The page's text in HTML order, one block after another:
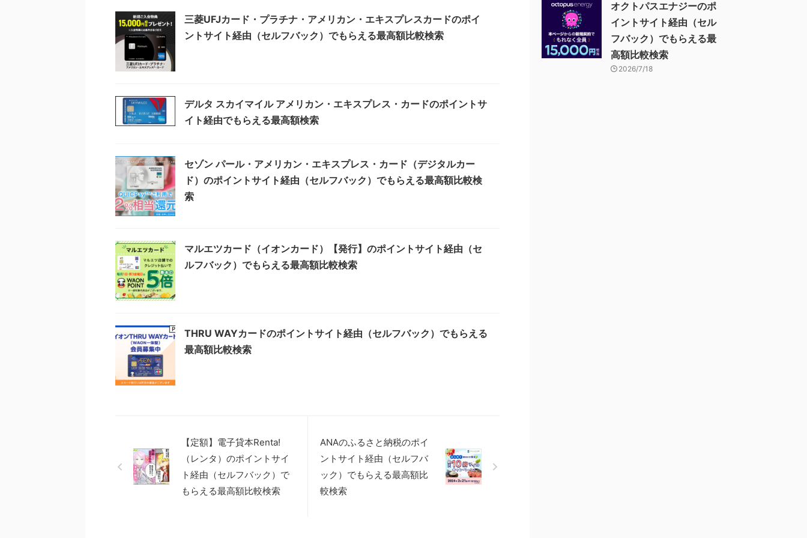
三菱UFJカード・プラチナ・アメリカン・エキスプレスカードのポイ
ントサイト経由（セルフバック）でもらえる最高額比較検索
デルタ スカイマイル アメリカン・エキスプレス・カードのポイントサ
イト経由でもらえる最高額検索
セゾン パール・アメリカン・エキスプレス・カード（デジタルカー
ド）のポイントサイト経由（セルフバック）でもらえる最高額比較検
索
マルエツカード（イオンカード）【発行】のポイントサイト経由（セ
ルフバック）でもらえる最高額比較検索
THRU WAYカードのポイントサイト経由（セルフバック）でもらえる
最高額比較検索
【定額】電子貸本Renta!
（レンタ）のポイントサイ
ト経由（セルフバック）で
もらえる最高額比較検索
ANAのふるさと納税のポイ
ントサイト経由（セルフバ
ック）でもらえる最高額比
較検索
オクトパスエナジーのポ
イントサイト経由（セル
フバック）でもらえる最
高額比較検索
2026/7/18